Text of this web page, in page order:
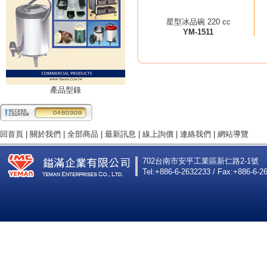
產品型錄
星型冰品碗 220 cc
YM-1511
回首頁 | 關於我們 | 全部商品 | 最新訊息 | 線上詢價 | 連絡我們 | 網站導覽
702台南市安平工業區新仁路2-1號
Tel:+886-6-2632233 / Fax:+886-6-